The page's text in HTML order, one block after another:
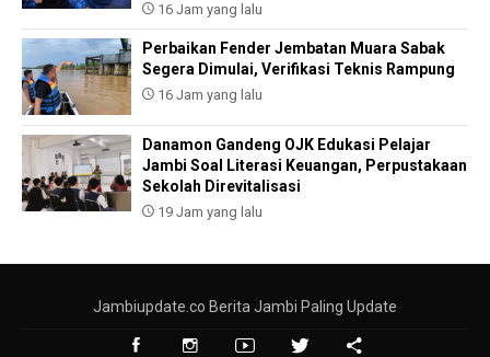
16 Jam yang lalu
Perbaikan Fender Jembatan Muara Sabak
Segera Dimulai, Verifikasi Teknis Rampung
16 Jam yang lalu
Danamon Gandeng OJK Edukasi Pelajar
Jambi Soal Literasi Keuangan, Perpustakaan
Sekolah Direvitalisasi
19 Jam yang lalu
Jambiupdate.co Berita Jambi Paling Update